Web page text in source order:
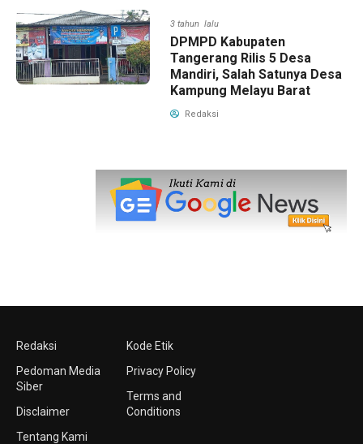
3 tahun lalu
DPMPD Kabupaten
Tangerang Rilis 5 Desa
Mandiri, Salah Satunya Desa
Kampung Melayu Barat
Redaksi
Redaksi
Pedoman Media
Siber
Disclaimer
Tentang Kami
Kode Etik
Privacy Policy
Terms and
Conditions